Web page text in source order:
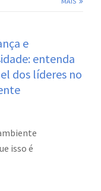
e
entenda
dos líderes no
isso é